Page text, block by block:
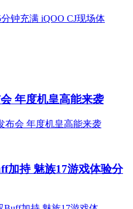
年度机皇高能来袭
加持 魅族17游戏体验分